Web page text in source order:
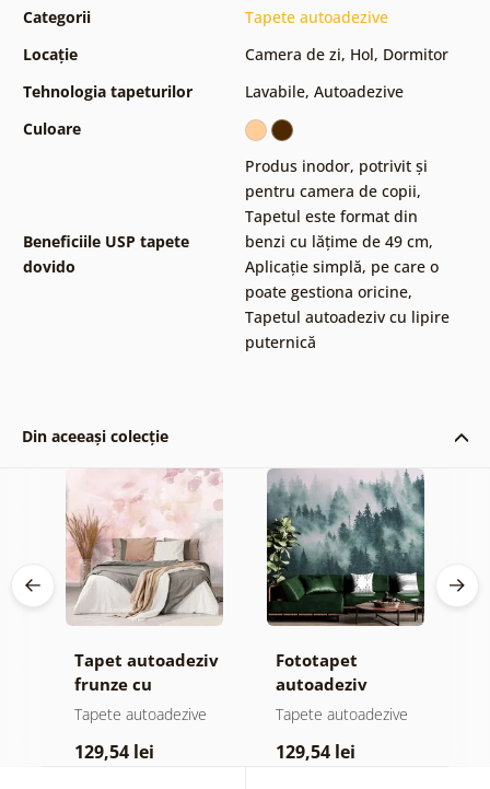
Categorii
Tapete autoadezive
Locație
Camera de zi, Hol, Dormitor
Tehnologia tapeturilor
Lavabile, Autoadezive
Culoare
Beneficiile USP tapete
dovido
Produs inodor, potrivit și
pentru camera de copii,
Tapetul este format din
benzi cu lățime de 49 cm,
Aplicație simplă, pe care o
poate gestiona oricine,
Tapetul autoadeziv cu lipire
puternică
Din aceeași colecție
Tapet autoadeziv
frunze cu
atingere
Tapete autoadezive
129,54 lei
Fototapet
autoadeziv
pădure în ceață
Tapete autoadezive
129,54 lei